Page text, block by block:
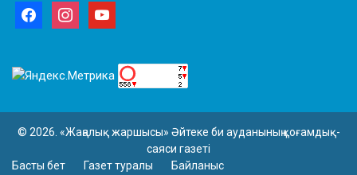
© 2026. «Жаңалық жаршысы» Әйтеке би ауданының қоғамдық-
саяси газеті
Басты бет
Газет туралы Байланыс